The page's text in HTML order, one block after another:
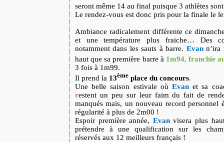
seront même 14 au final puisque 3 athlètes
Le rendez-vous est donc pris pour la finale le
Ambiance radicalement différente ce
et une température plus fraiche… Des
notamment dans les sauts à barre. Evan n’ira
haut que sa première barre à 1m94, franchie
3 fois à 1m99.
Il prend la 13ème place du concours.
Une belle saison estivale où Evan et sa
restent un peu sur leur faim du fait de
manqués mais, un nouveau record personnel
régularité à plus de 2m00 !
Espoir première année, Evanvisera plus
prétendre à une qualification sur les
réservés aux 12 meilleurs français !